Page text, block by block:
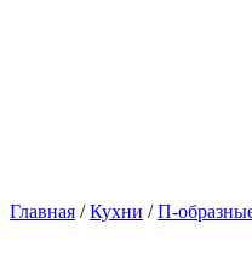
Главная /Кухни /П-